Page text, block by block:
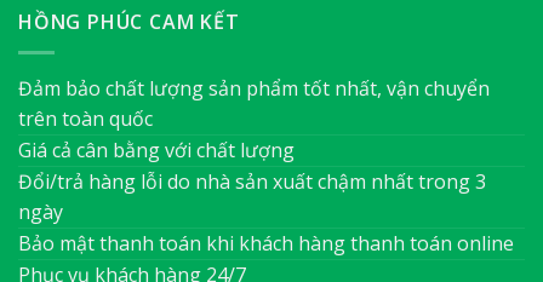
HỒNG PHÚC CAM KẾT
Đảm bảo chất lượng sản phẩm tốt nhất, vận chuyển
trên toàn quốc
Giá cả cân bằng với chất lượng
Đổi/trả hàng lỗi do nhà sản xuất chậm nhất trong 3
ngày
Bảo mật thanh toán khi khách hàng thanh toán online
Phục vụ khách hàng 24/7